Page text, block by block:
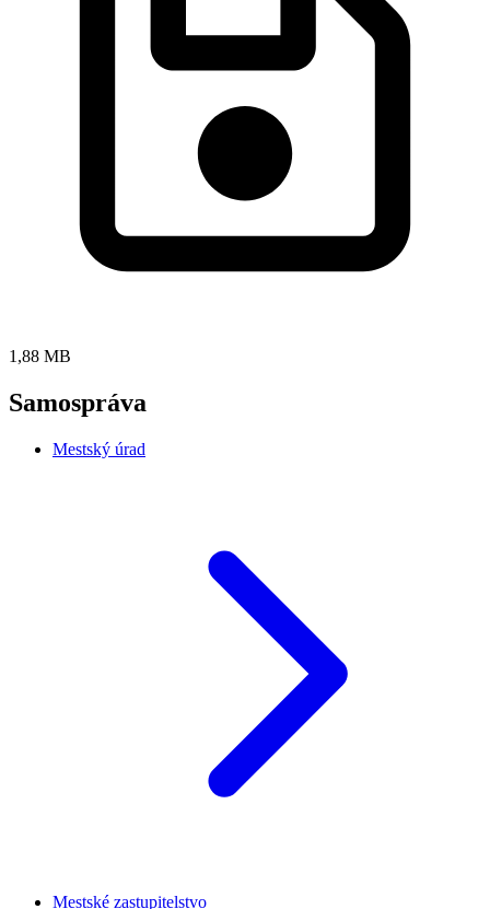
1,88 MB
Samospráva
Mestský úrad
Mestské zastupitelstvo